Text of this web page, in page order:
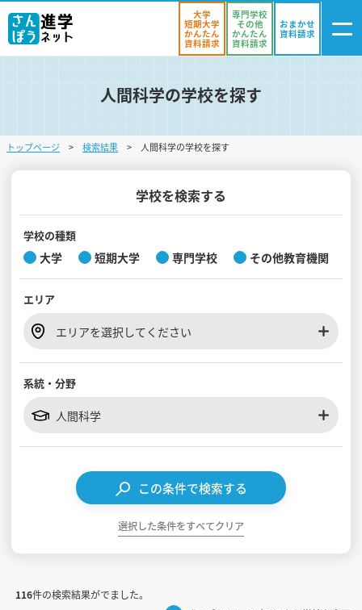
ログイン
・登録
気になる
学校を探す
オープンキャンパスを探す
入試・受験入門
見学会WEB手引書
大学
短期大学
かんたん
資料請求
専門学校
その他
かんたん
資料請求
おまかせ
資料請求
人間科学の学校を探す
トップページ 検索結果 人間科学の学校を探す
学校を検索する
学校の種類
大学 短期大学 専門学校 その他教育機関
エリア
エリアを選択してください
系統・分野
人間科学
この条件で検索する
選択した条件をすべてクリア
116件の検索結果がでました。